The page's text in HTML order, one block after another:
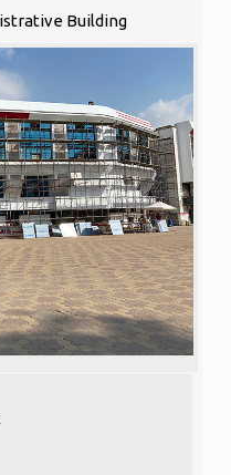
Building